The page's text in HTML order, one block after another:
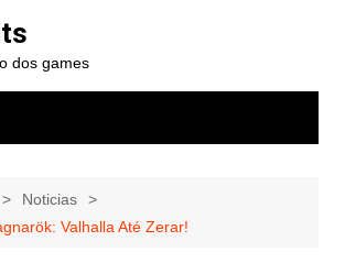
dos games
Noticias
Valhalla Até Zerar!